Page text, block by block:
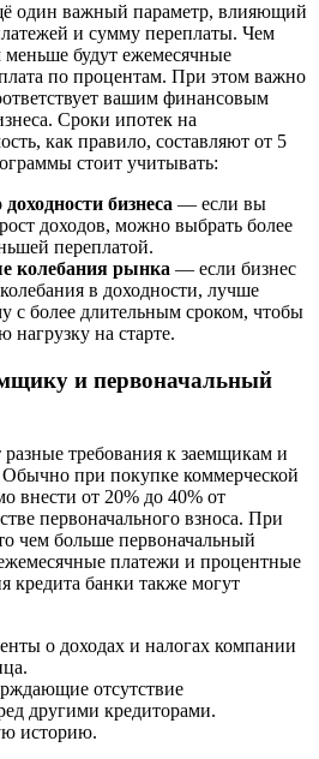
один важный параметр, влияющий
и сумму переплаты. Чем
меньше будут ежемесячные
по процентам. При этом важно
вашим финансовым
Сроки ипотек на
как правило, составляют от 5
стоит учитывать:
бизнеса — если вы
доходов, можно выбрать более
переплатой.
колебания рынка — если бизнес
в доходности, лучше
с более длительным сроком, чтобы
нагрузку на старте.
и первоначальный
требования к заемщикам и
Обычно при покупке коммерческой
внести от 20% до 40% от
первоначального взноса. При
чем больше первоначальный
платежи и процентные
кредита банки также могут
о доходах и налогах компании
отсутствие
другими кредиторами.
историю.